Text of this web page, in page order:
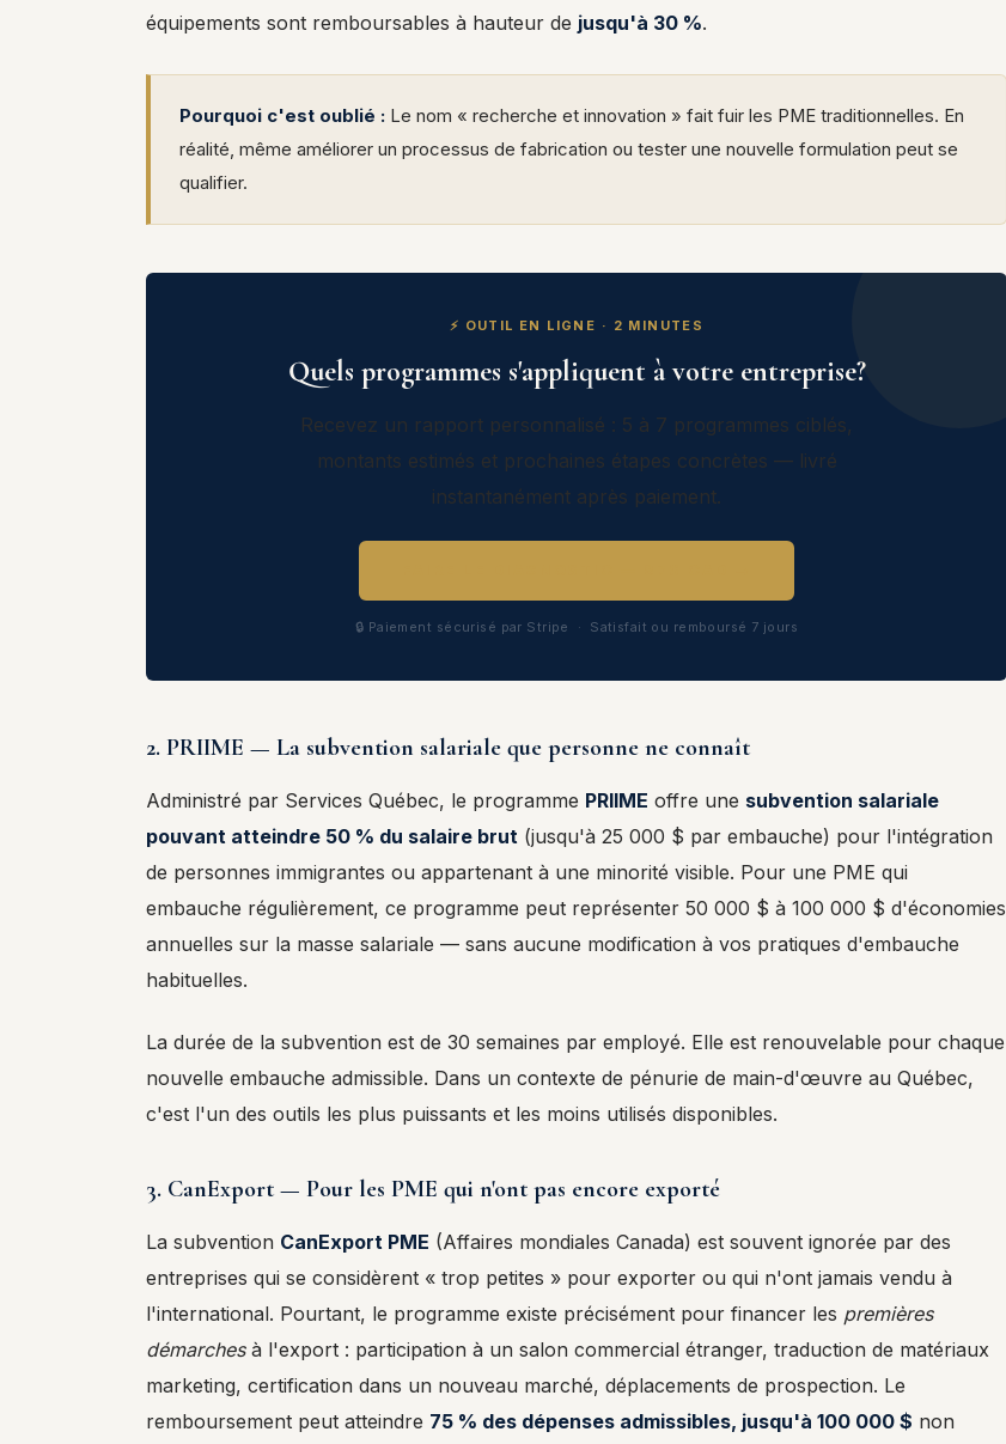
équipements sont remboursables à hauteur de jusqu'à 30 %.
Pourquoi c'est oublié : Le nom « recherche et innovation » fait fuir les PME traditionnelles. En
réalité, même améliorer un processus de fabrication ou tester une nouvelle formulation peut se
qualifier.
⚡ OUTIL EN LIGNE · 2 MINUTES
Quels programmes s'appliquent à votre entreprise?
Recevez un rapport personnalisé : 5 à 7 programmes ciblés,
montants estimés et prochaines étapes concrètes — livré
instantanément après paiement.
🔒 Paiement sécurisé par Stripe · Satisfait ou remboursé 7 jours
2. PRIIME — La subvention salariale que personne ne connaît
Administré par Services Québec, le programme PRIIME offre une subvention salariale
pouvant atteindre 50 % du salaire brut (jusqu'à 25 000 $ par embauche) pour l'intégration
de personnes immigrantes ou appartenant à une minorité visible. Pour une PME qui
embauche régulièrement, ce programme peut représenter 50 000 $ à 100 000 $ d'économies
annuelles sur la masse salariale — sans aucune modification à vos pratiques d'embauche
habituelles.
La durée de la subvention est de 30 semaines par employé. Elle est renouvelable pour chaque
nouvelle embauche admissible. Dans un contexte de pénurie de main-d'œuvre au Québec,
c'est l'un des outils les plus puissants et les moins utilisés disponibles.
3. CanExport — Pour les PME qui n'ont pas encore exporté
La subvention CanExport PME (Affaires mondiales Canada) est souvent ignorée par des
entreprises qui se considèrent « trop petites » pour exporter ou qui n'ont jamais vendu à
l'international. Pourtant, le programme existe précisément pour financer les premières
démarchesà l'export : participation à un salon commercial étranger, traduction de matériaux
marketing, certification dans un nouveau marché, déplacements de prospection. Le
remboursement peut atteindre 75 % des dépenses admissibles, jusqu'à 100 000 $ non